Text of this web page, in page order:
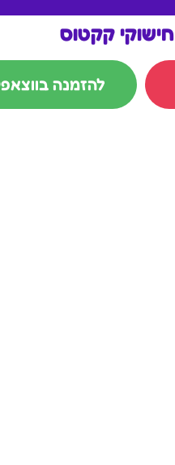
חישוקי קקטוס
להזמנה בווצאפ